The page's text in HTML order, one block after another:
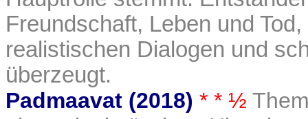
Freundschaft, Leben und
realistischen Dialogen und
überzeugt.
Padmaavat (2018) * * ½